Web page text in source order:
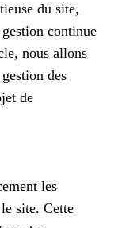
du site,
continue
nous allons
des
de
les
site. Cette